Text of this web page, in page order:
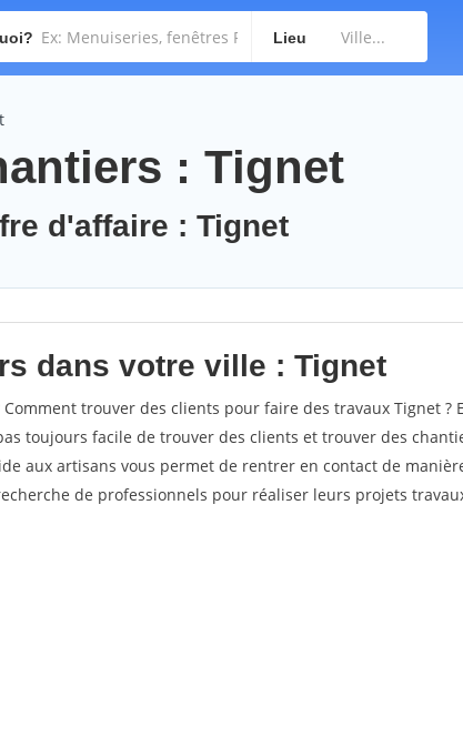
Lieu
: Tignet
d'affaire : Tignet
dans votre ville : Tignet
trouver des clients pour faire des travaux Tignet ?
toujours facile de trouver des clients et trouver des
aux artisans vous permet de rentrer en contact de
de professionnels pour réaliser leurs projets